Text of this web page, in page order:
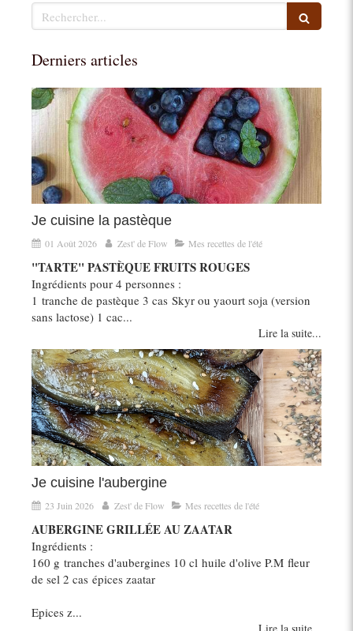
Rechercher
Derniers articles
Je cuisine la pastèque
01 Août 2026 Zest' de Flow Mes recettes de l'été
"TARTE" PASTÈQUE FRUITS ROUGES
Ingrédients pour 4 personnes :
1 tranche de pastèque 3 cas Skyr ou yaourt soja (version
sans lactose) 1 cac...
Lire la suite...
Je cuisine l'aubergine
23 Juin 2026 Zest' de Flow Mes recettes de l'été
AUBERGINE GRILLÉE AU ZAATAR
Ingrédients :
160 g tranches d'aubergines 10 cl huile d'olive P.M fleur
de sel 2 cas épices zaatar
Epices z...
Lire la suite...